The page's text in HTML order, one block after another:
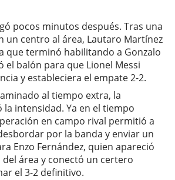
pocos minutos después. Tras una
un centro al área, Lautaro Martínez
que terminó habilitando a Gonzalo
el balón para que Lionel Messi
y estableciera el empate 2-2.
al tiempo extra, la
la intensidad. Ya en el tiempo
en campo rival permitió a
por la banda y enviar un
Enzo Fernández, quien apareció
área y conectó un certero
el 3-2 definitivo.